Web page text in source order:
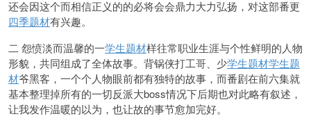
还会因这个而相信正义的的必将会会鼎力大力弘扬，对这部番更
四季题材有兴趣。
二 怨愤淡而温馨的一学生题材样往常职业生涯与个性鲜明的人物
形貌，共同组成了全体故事。背锅侠打工哥、少学生题材学生题
材爷黑客，一个个人物眼前都有独特的故事，而番剧在前六集就
基本整理掉所有的一切反派大boss情况下后期也对此略有叙述，
让我发作温暖的以为，也让故的事节愈加完好。